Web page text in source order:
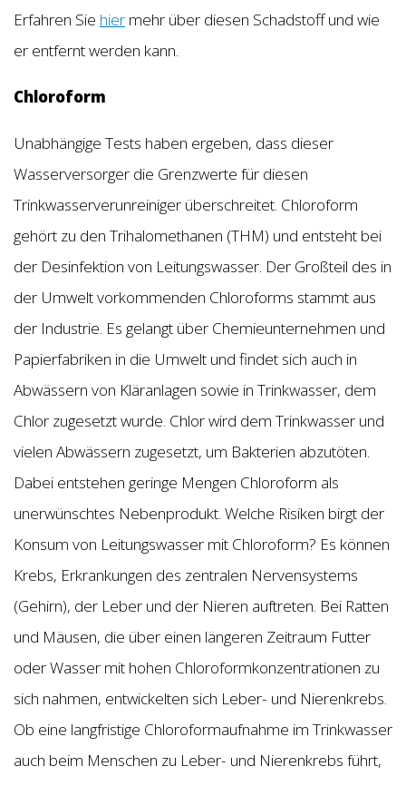
Erfahren Sie hier mehr über diesen Schadstoff und wie
er entfernt werden kann.
Chloroform
Unabhängige Tests haben ergeben, dass dieser
Wasserversorger die Grenzwerte für diesen
Trinkwasserverunreiniger überschreitet. Chloroform
gehört zu den Trihalomethanen (THM) und entsteht bei
der Desinfektion von Leitungswasser. Der Großteil des in
der Umwelt vorkommenden Chloroforms stammt aus
der Industrie. Es gelangt über Chemieunternehmen und
Papierfabriken in die Umwelt und findet sich auch in
Abwässern von Kläranlagen sowie in Trinkwasser, dem
Chlor zugesetzt wurde. Chlor wird dem Trinkwasser und
vielen Abwässern zugesetzt, um Bakterien abzutöten.
Dabei entstehen geringe Mengen Chloroform als
unerwünschtes Nebenprodukt. Welche Risiken birgt der
Konsum von Leitungswasser mit Chloroform? Es können
Krebs, Erkrankungen des zentralen Nervensystems
(Gehirn), der Leber und der Nieren auftreten. Bei Ratten
und Mäusen, die über einen längeren Zeitraum Futter
oder Wasser mit hohen Chloroformkonzentrationen zu
sich nahmen, entwickelten sich Leber- und Nierenkrebs.
Ob eine langfristige Chloroformaufnahme im Trinkwasser
auch beim Menschen zu Leber- und Nierenkrebs führt,